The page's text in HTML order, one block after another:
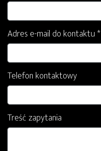
Adres e-mail do kontaktu *
Telefon kontaktowy
Treść zapytania